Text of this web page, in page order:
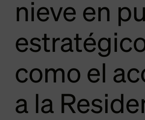
nieve en
como el
a la